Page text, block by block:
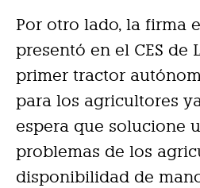
Por otro lado, la firma
presentó en el CES de
primer tractor
para los agricultores
espera que solucione
problemas de los
disponibilidad de